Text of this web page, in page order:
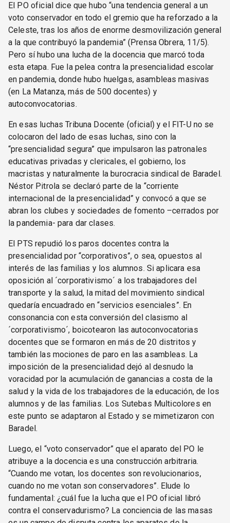
El PO oficial dice que hubo “una tendencia general a un
voto conservador en todo el gremio que ha reforzado a la
Celeste, tras los años de enorme desmovilización general
a la que contribuyó la pandemia” (Prensa Obrera, 11/5).
Pero sí hubo una lucha de la docencia que marcó toda
esta etapa. Fue la pelea contra la presencialidad escolar
en pandemia, donde hubo huelgas, asambleas masivas
(en La Matanza, más de 500 docentes) y
autoconvocatorias.
En esas luchas Tribuna Docente (oficial) y el FIT-U no se
colocaron del lado de esas luchas, sino con la
“presencialidad segura” que impulsaron las patronales
educativas privadas y clericales, el gobierno, los
macristas y naturalmente la burocracia sindical de Baradel.
Néstor Pitrola se declaró parte de la “corriente
internacional de la presencialidad” y convocó a que se
abran los clubes y sociedades de fomento –cerrados por
la pandemia- para dar clases.
El PTS repudió los paros docentes contra la
presencialidad por “corporativos”, o sea, opuestos al
interés de las familias y los alumnos. Si aplicara esa
oposición al ´corporativismo´ a los trabajadores del
transporte y la salud, la mitad del movimiento sindical
quedaría encuadrado en “servicios esenciales”. En
consonancia con esta conversión del clasismo al
´corporativismo´, boicotearon las autoconvocatorias
docentes que se formaron en más de 20 distritos y
también las mociones de paro en las asambleas. La
imposición de la presencialidad dejó al desnudo la
voracidad por la acumulación de ganancias a costa de la
salud y la vida de los trabajadores de la educación, de los
alumnos y de las familias. Los Sutebas Multicolores en
este punto se adaptaron al Estado y se mimetizaron con
Baradel.
Luego, el “voto conservador” que el aparato del PO le
atribuye a la docencia es una construcción arbitraria.
“Cuando me votan, los docentes son revolucionarios,
cuando no me votan son conservadores”. Elude lo
fundamental: ¿cuál fue la lucha que el PO oficial libró
contra el conservadurismo? La conciencia de las masas